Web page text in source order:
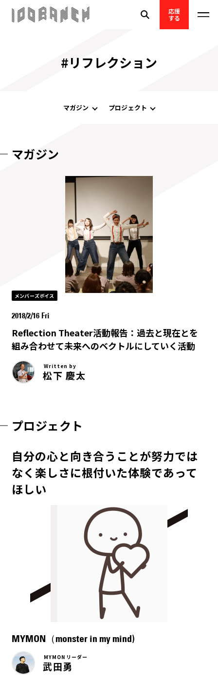
応援
する
#リフレクション
マガジン プロジェクト
マガジン
メンバーズボイス
2018/2/16 Fri
Reflection Theater活動報告：過去と現在とを
組み合わせて未来へのベクトルにしていく活動
Written by
松下 慶太
プロジェクト
自分の心と向き合うことが努力では
なく楽しさに根付いた体験であって
ほしい
MYMON（monster in my mind)
MYMON リーダー
武田勇